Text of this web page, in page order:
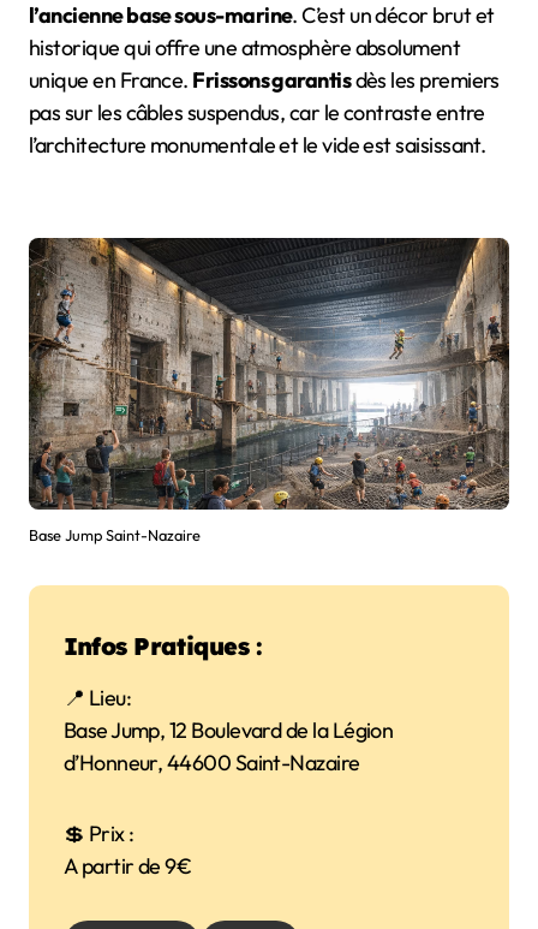
l’ancienne base sous-marine. C’est un décor brut et
historique qui offre une atmosphère absolument
unique en France. Frissons garantisdès les premiers
pas sur les câbles suspendus, car le contraste entre
l’architecture monumentale et le vide est saisissant.
Base Jump Saint-Nazaire
Infos Pratiques :
📍 Lieu:
Base Jump, 12 Boulevard de la Légion
d’Honneur, 44600 Saint-Nazaire
💲 Prix :
A partir de 9€